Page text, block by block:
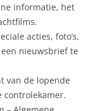
informatie, het
acties, foto’s,
nieuwsbrief te
van de lopende
controlekamer.